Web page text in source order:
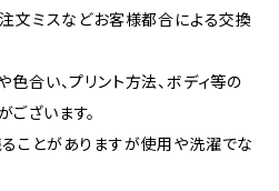
注文ミスなどお客様都合による交換
色合い、プリント方法、ボディ等の
ざいます。
ことがありますが使用や洗濯でな